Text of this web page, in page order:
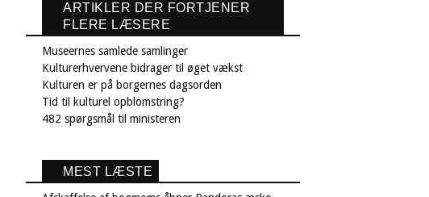
ARTIKLER DER FORTJENER
FLERE LÆSERE
Museernes samlede samlinger
Kulturerhvervene bidrager til øget vækst
Kulturen er på borgernes dagsorden
Tid til kulturel opblomstring?
482 spørgsmål til ministeren
MEST LÆSTE